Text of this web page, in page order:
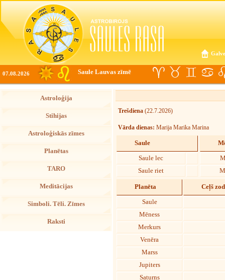
07.08.2026 Saule Lauvas zīmē
Astroloģija
Stihijas
Astroloģiskās zīmes
Planētas
TARO
Meditācijas
Simboli. Tēli. Zīmes
Raksti
Trešdiena (22.7.2026)
Vārda dienas: Marija Marika Marina
Saule
Saule lec
Saule riet
Planēta Ceļš
Saule
Mēness
Merkurs
Venēra
Marss
Jupiters
Saturns